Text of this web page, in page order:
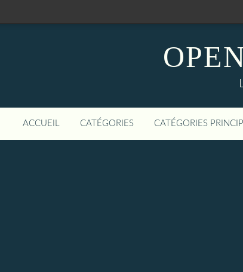
ACCUEIL CATÉGORIES CATÉGORIES